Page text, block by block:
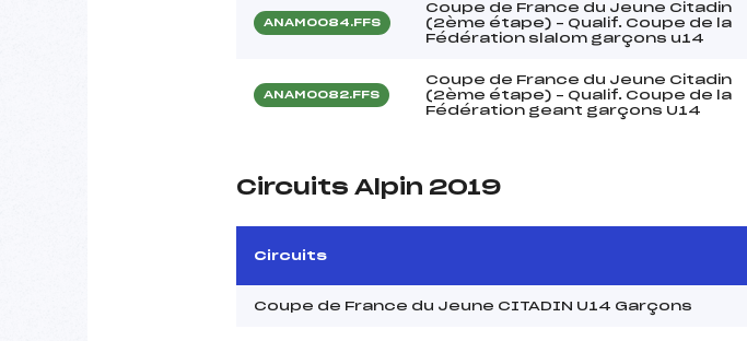
ANAM0084.FFS
Coupe de France du Jeune Citadin
(2ème étape) – Qualif. Coupe de la
Fédération slalom garçons u14
ANAM0082.FFS
Coupe de France du Jeune Citadin
(2ème étape) – Qualif. Coupe de la
Fédération geant garçons U14
Circuits Alpin 2019
Circuits
Coupe de France du Jeune CITADIN U14 Garçons